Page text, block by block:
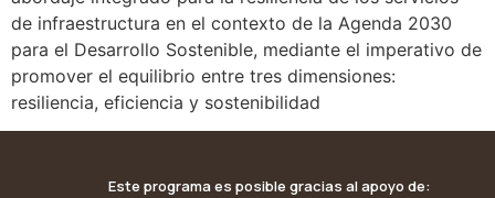
de infraestructura en el contexto de la Agenda 2030
para el Desarrollo Sostenible, mediante el imperativo de
promover el equilibrio entre tres dimensiones:
resiliencia, eficiencia y sostenibilidad
Este programa es posible gracias al apoyo de: